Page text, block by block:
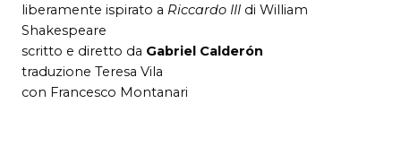
liberamente ispirato a Riccardo III di William
Shakespeare
scritto e diretto da Gabriel Calderón
traduzione Teresa Vila
con Francesco Montanari